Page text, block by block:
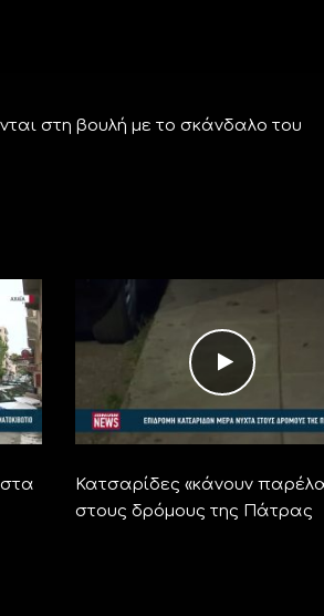
στη βουλή με το σκάνδαλο του
Κατσαρίδες «κάνουν
στους δρόμους της Πάτρας